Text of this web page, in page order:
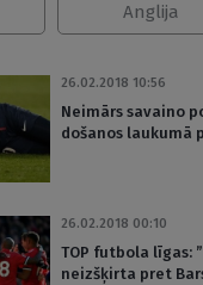
Anglija
26.02.2018 10:56
Neimārs savaino
došanos laukumā
26.02.2018 00:10
TOP futbola līgas:
neizšķirta pret